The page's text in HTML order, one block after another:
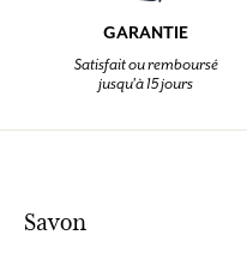
GARANTIE
Satisfait ou remboursé
jusqu'à 15 jours
Savon